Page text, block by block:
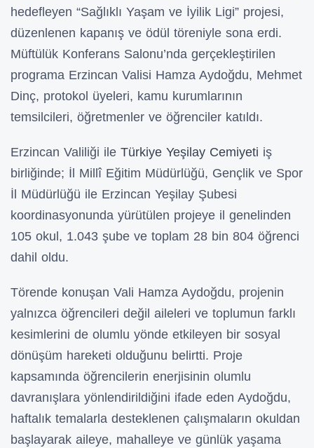
hedefleyen “Sağlıklı Yaşam ve İyilik Ligi” projesi,
düzenlenen kapanış ve ödül töreniyle sona erdi.
Müftülük Konferans Salonu’nda gerçekleştirilen
programa Erzincan Valisi Hamza Aydoğdu, Mehmet
Dinç, protokol üyeleri, kamu kurumlarının
temsilcileri, öğretmenler ve öğrenciler katıldı.
Erzincan Valiliği ile Türkiye Yeşilay Cemiyeti iş
birliğinde; İl Millî Eğitim Müdürlüğü, Gençlik ve Spor
İl Müdürlüğü ile Erzincan Yeşilay Şubesi
koordinasyonunda yürütülen projeye il genelinden
105 okul, 1.043 şube ve toplam 28 bin 804 öğrenci
dahil oldu.
Törende konuşan Vali Hamza Aydoğdu, projenin
yalnızca öğrencileri değil aileleri ve toplumun farklı
kesimlerini de olumlu yönde etkileyen bir sosyal
dönüşüm hareketi olduğunu belirtti. Proje
kapsamında öğrencilerin enerjisinin olumlu
davranışlara yönlendirildiğini ifade eden Aydoğdu,
haftalık temalarla desteklenen çalışmaların okuldan
başlayarak aileye, mahalleye ve günlük yaşama